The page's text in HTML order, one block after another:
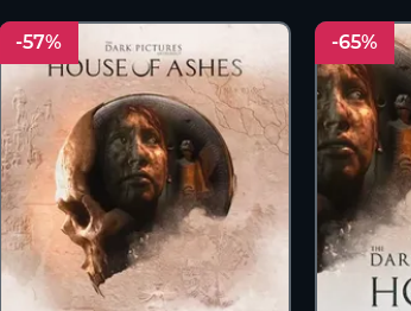
-57% -65%